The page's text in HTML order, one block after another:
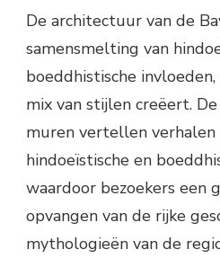
De architectuur van de
samensmelting van
boeddhistische
mix van stijlen creëert.
muren vertellen
hindoeïstische en
waardoor bezoekers een
opvangen van de rijke
mythologieën van de